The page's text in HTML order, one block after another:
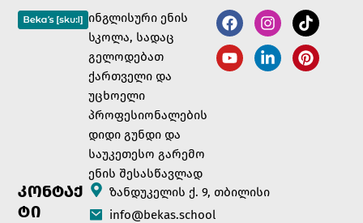
ინგლისური ენის
სკოლა, სადაც
გელოდებათ
ქართველი და
უცხოელი
პროფესიონალების
დიდი გუნდი და
საუკეთესო გარემო
ენის შესასწავლად
ᲙᲝᲜᲢᲐᲥ
ᲢᲘ
ზანდუკელის ქ. 9, თბილისი
info@bekas.school